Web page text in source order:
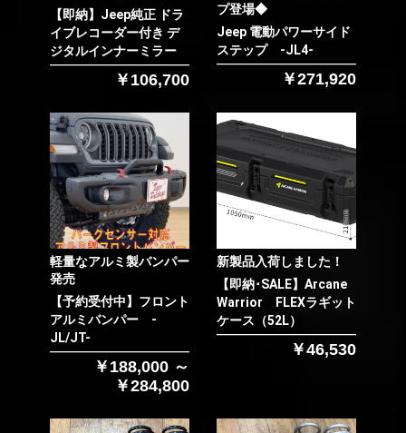
【即納】Jeep純正 ドラ
イブレコーダー付き デ
ジタルインナーミラー
￥106,700
プ登場◆
Jeep 電動パワーサイド
ステップ -JL4-
￥271,920
軽量なアルミ製バンパー
発売
【予約受付中】フロント
アルミバンパー -
JL/JT-
￥188,000 ～
￥284,800
新製品入荷しました！
【即納･SALE】Arcane
Warrior FLEXラギット
ケース（52L）
￥46,530